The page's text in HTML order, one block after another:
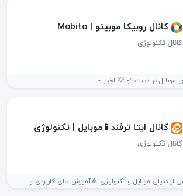
کانال روبیکا موبیتو | Mobito
کانال تکنولوژی
کانال ایتا ترفند📱موبایل | تکنولوژی
کانال تکنولوژی